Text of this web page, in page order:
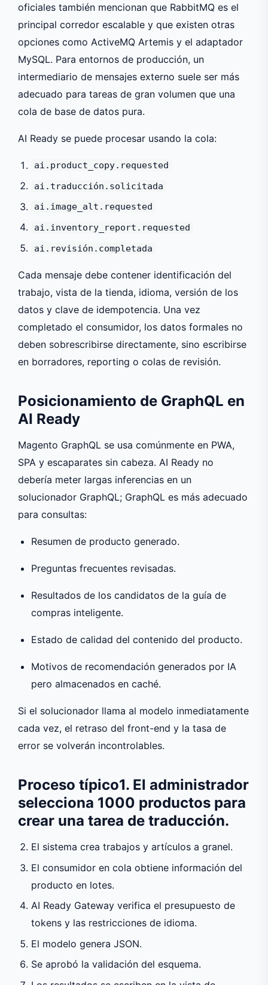
oficiales también mencionan que RabbitMQ es el
principal corredor escalable y que existen otras
opciones como ActiveMQ Artemis y el adaptador
MySQL. Para entornos de producción, un
intermediario de mensajes externo suele ser más
adecuado para tareas de gran volumen que una
cola de base de datos pura.
AI Ready se puede procesar usando la cola:
ai.product_copy.requested
ai.traducción.solicitada
ai.image_alt.requested
ai.inventory_report.requested
ai.revisión.completada
Cada mensaje debe contener identificación del
trabajo, vista de la tienda, idioma, versión de los
datos y clave de idempotencia. Una vez
completado el consumidor, los datos formales no
deben sobrescribirse directamente, sino escribirse
en borradores, reporting o colas de revisión.
Posicionamiento de GraphQL en
AI Ready
Magento GraphQL se usa comúnmente en PWA,
SPA y escaparates sin cabeza. AI Ready no
debería meter largas inferencias en un
solucionador GraphQL; GraphQL es más adecuado
para consultas:
Resumen de producto generado.
Preguntas frecuentes revisadas.
Resultados de los candidatos de la guía de
compras inteligente.
Estado de calidad del contenido del producto.
Motivos de recomendación generados por IA
pero almacenados en caché.
Si el solucionador llama al modelo inmediatamente
cada vez, el retraso del front-end y la tasa de
error se volverán incontrolables.
Proceso típico1. El administrador
selecciona 1000 productos para
crear una tarea de traducción.
El sistema crea trabajos y artículos a granel.
El consumidor en cola obtiene información del
producto en lotes.
AI Ready Gateway verifica el presupuesto de
tokens y las restricciones de idioma.
El modelo genera JSON.
Se aprobó la validación del esquema.